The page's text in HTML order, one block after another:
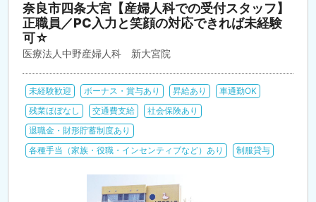
奈良市四条大宮【産婦人科での受付スタッフ】
正職員／PC入力と笑顔の対応できれば未経験
可☆
医療法人中野産婦人科 新大宮院
未経験歓迎 ボーナス・賞与あり 昇給あり
車通勤OK
残業ほぼなし
交通費支給
社会保険あり
退職金・財形貯蓄制度あり
各種手当（家族・役職・インセンティブなど）あり
制服貸与